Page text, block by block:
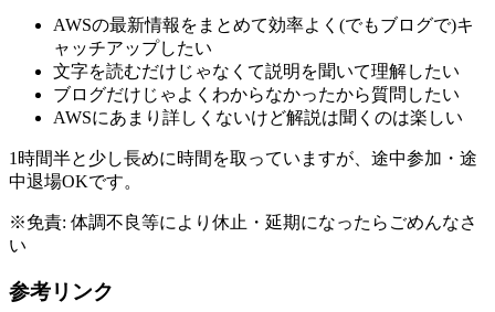
AWSの最新情報をまとめて効率よく(でもブログで)キ
ャッチアップしたい
文字を読むだけじゃなくて説明を聞いて理解したい
ブログだけじゃよくわからなかったから質問したい
AWSにあまり詳しくないけど解説は聞くのは楽しい
1時間半と少し長めに時間を取っていますが、途中参加・途
中退場OKです。
※免責: 体調不良等により休止・延期になったらごめんなさ
い
参考リンク